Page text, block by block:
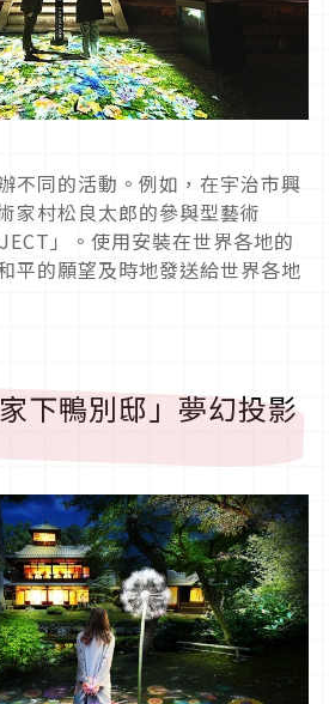
不同的活動。例如，在宇治市興
家村松良太郎的參與型藝術
」。使用安裝在世界各地的
平的願望及時地發送給世界各地
下鴨別邸」夢幻投影